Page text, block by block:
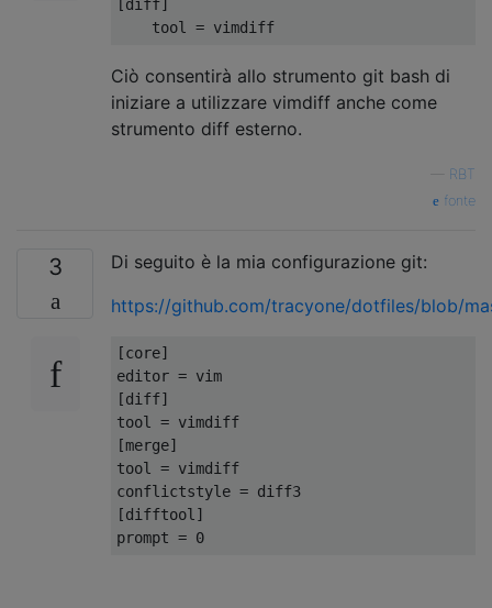
[diff]
Ciò consentirà allo strumento git bash di
iniziare a utilizzare vimdiff anche come
strumento diff esterno.
RBT
fonte
3
Di seguito è la mia configurazione git:
https://github.com/tracyone/dotfiles/blob/
[core]
editor = vim
[diff]
tool = vimdiff
[merge]
tool = vimdiff
conflictstyle = diff3
[difftool]